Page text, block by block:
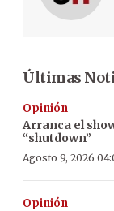
Últimas
Opinión
Arranca el
“shutdown”
Agosto 9, 2026
Opinión